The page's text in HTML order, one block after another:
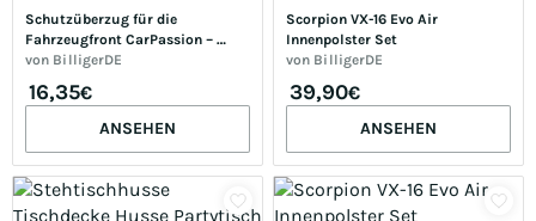
Schutzüberzug für die
Fahrzeugfront CarPassion –
universell, hochwertig
von BilligerDE
16,35€
ANSEHEN
Scorpion VX-16 Evo Air
Innenpolster Set
von BilligerDE
39,90€
ANSEHEN